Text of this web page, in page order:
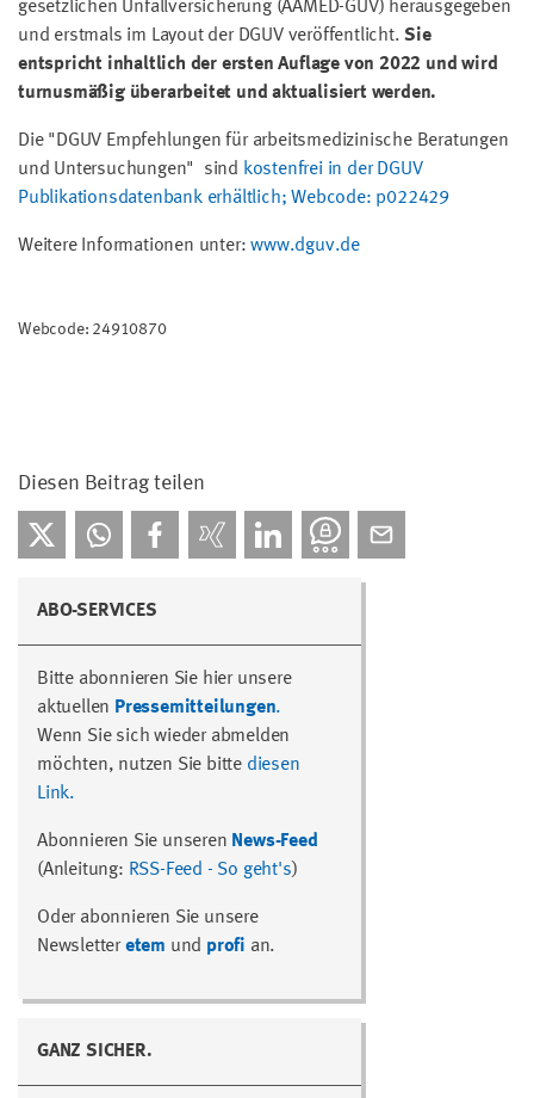
gesetzlichen Unfallversicherung (AAMED-GUV) herausgegeben
und erstmals im Layout der DGUV veröffentlicht.Sie
entspricht inhaltlich der ersten Auflage von 2022 und wird
turnusmäßig überarbeitet und aktualisiert werden.
Die "DGUV Empfehlungen für arbeitsmedizinische Beratungen
und Untersuchungen" sind kostenfrei in der DGUV
Publikationsdatenbank erhältlich; Webcode: p022429
Weitere Informationen unter:www.dguv.de
Webcode: 24910870
Diesen Beitrag teilen
ABO-SERVICES
Bitte abonnieren Sie hier unsere
aktuellen Pressemitteilungen.
Wenn Sie sich wieder abmelden
möchten, nutzen Sie bitte diesen
Link.
Abonnieren Sie unseren News-Feed
(Anleitung: RSS-Feed - So geht's)
Oder abonnieren Sie unsere
Newsletteretem und profi an.
GANZ SICHER.